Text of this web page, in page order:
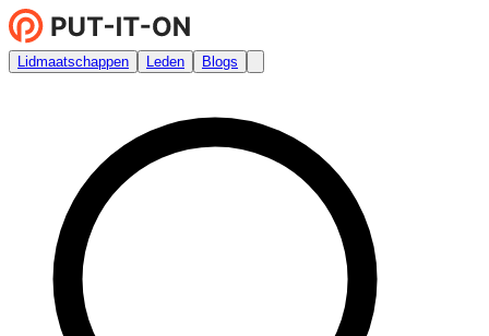
Lidmaatschappen Leden Blogs